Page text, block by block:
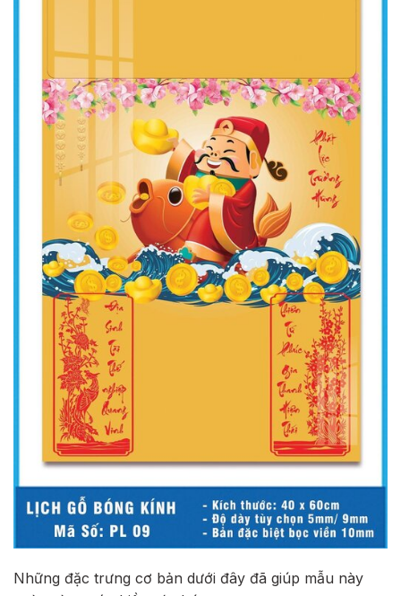
Những đặc trưng cơ bản dưới đây đã giúp mẫu này